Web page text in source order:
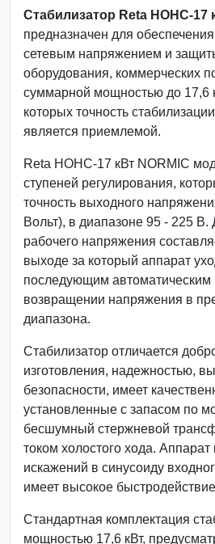
Стабилизатор Reta НОНС-17
предназначен для
сетевым напряжением и
оборудования, коммерческих
суммарной мощностью до 17,6
которых точность
является приемлемой.
Reta НОНС-17 кВт NORMIC
ступеней регулирования,
точность выходного
Вольт), в диапазоне 95 - 225 В.
рабочего напряжения
выходе за который аппарат
последующим автоматическим
возвращении напряжения в
диапазона.
Стабилизатор отличается
изготовления, надежностью,
безопасности, имеет
установленные с запасом по
бесшумный стержневой
током холостого хода. Аппарат
искажений в синусоиду
имеет высокое
Стандартная комплектация
мощностью 17,6 кВт,